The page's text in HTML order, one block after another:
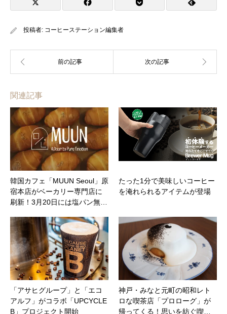
投稿者: コーヒーステーション編集者
関連記事
韓国カフェ「MUUN Seoul」原
宿本店がベーカリー専門店に
刷新！3月20日には塩パン無…
たった1分で美味しいコーヒー
を淹れられるアイテムが登場
「アサヒグループ」と「エコ
アルフ」がコラボ「UPCYCLE
B」プロジェクト開始
神戸・みなと元町の昭和レト
ロな喫茶店「プロローグ」が
帰ってくる！思いを紡ぐ喫…